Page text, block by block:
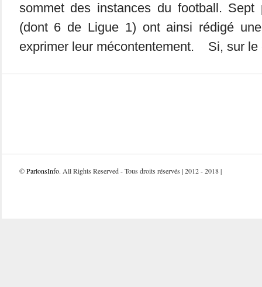
sommet des instances du football. Sept
(dont 6 de Ligue 1) ont ainsi rédigé
exprimer leur mécontentement. Si, sur le
©ParlonsInfo. All Rights Reserved - Tous droits réservés | 2012 - 2018 |